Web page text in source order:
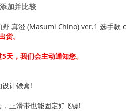
添加并比较
野 真澄 (Masumi Chino) ver.1 选手款
货。
天，我们会主动通知您。
设计镖盒!
止滑带也能固定好飞镖!